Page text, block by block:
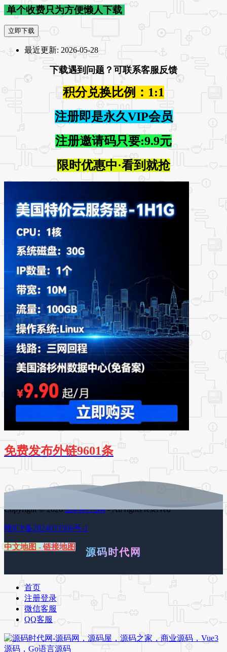
单个收费只为方便懒人下载
立即下载
最近更新: 2026-05-28
下载遇到问题？可联系客服反馈
积分兑换比例：1:1
注册即是永久VIP会员
注册邀请码只要:9.9元
限时优惠中·看到就抢
免费发布外链9601条
Copyright © 2026源码时代网- All rights reserved
赣ICP备2024033506号-1
中文地图 - 链接地图 源码时代网
首页
注册登录
微信客服
QQ客服